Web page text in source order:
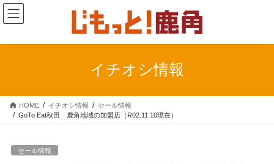
コ
ン
ン
動
ナ
ビ
ー
に
イチオシ情報
HOME イチオシ情報
セール情報
GoTo Eat秋田 鹿角地域の加盟店（R02.11.10現在）
セール情報